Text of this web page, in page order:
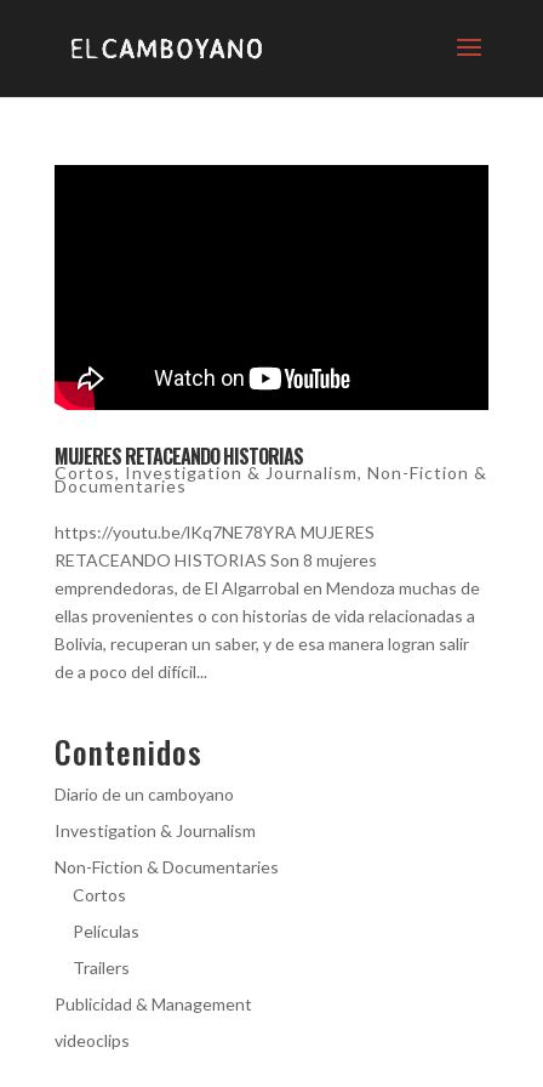
MUJERES RETACEANDO HISTORIAS
Cortos, Investigation & Journalism, Non-Fiction &
Documentaries
https://youtu.be/lKq7NE78YRA MUJERES
RETACEANDO HISTORIAS Son 8 mujeres
emprendedoras, de El Algarrobal en Mendoza muchas de
ellas provenientes o con historias de vida relacionadas a
Bolivia, recuperan un saber, y de esa manera logran salir
de a poco del difícil...
Contenidos
Diario de un camboyano
Investigation & Journalism
Non-Fiction & Documentaries
Cortos
Películas
Trailers
Publicidad & Management
videoclips